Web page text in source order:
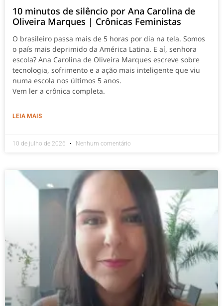
10 minutos de silêncio por Ana Carolina de
Oliveira Marques | Crônicas Feministas
O brasileiro passa mais de 5 horas por dia na tela. Somos
o país mais deprimido da América Latina. E aí, senhora
escola? Ana Carolina de Oliveira Marques escreve sobre
tecnologia, sofrimento e a ação mais inteligente que viu
numa escola nos últimos 5 anos.
Vem ler a crônica completa.
LEIA MAIS
10 de julho de 2026 Nenhum comentário